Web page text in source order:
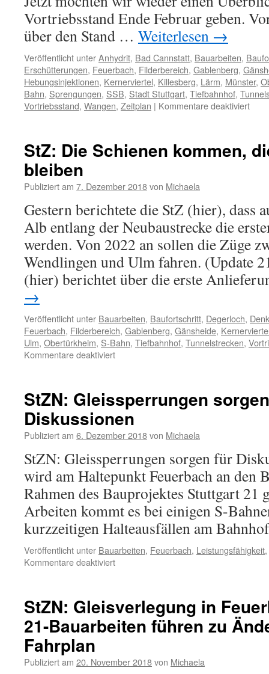
Vortriebsstand Ende Februar geben.
über den Stand … Weiterlesen →
Veröffentlicht unterAnhydrit, Bad Cannstatt, Bauarbeiten,
Erschütterungen, Feuerbach, Filderbereich, Gablenberg,
Hebungsinjektionen, Kernerviertel, Killesberg, Lärm, Münster,
Bahn, Sprengungen, SSB, Stadt Stuttgart, Tiefbahnhof,
Vortriebsstand, Wangen, Zeitplan | Kommentare deaktiviert
StZ: Die Schienen kommen,
bleiben
Publiziert am 7. Dezember 2018von Michaela
Gestern berichtete die StZ (hier), dass
Alb entlang der Neubaustrecke die
werden. Von 2022 an sollen die Züge
Wendlingen und Ulm fahren. (Update
(hier) berichtet über die erste
→
Veröffentlicht unter Bauarbeiten, Baufortschritt, Degerloch,
Feuerbach, Filderbereich, Gablenberg, Gänsheide,
Ulm, Obertürkheim, S-Bahn, Tiefbahnhof, Tunnelstrecken,
Kommentare deaktiviert
StZN: Gleissperrungen
Diskussionen
Publiziert am 6. Dezember 2018von Michaela
StZN: Gleissperrungen sorgen für
wird am Haltepunkt Feuerbach an den
Rahmen des Bauprojektes Stuttgart 21
Arbeiten kommt es bei einigen S-
kurzzeitigen Halteausfällen am
Veröffentlicht unter Bauarbeiten, Feuerbach, Leistungsfähigkeit,
Kommentare deaktiviert
StZN: Gleisverlegung in
21-Bauarbeiten führen zu
Fahrplan
Publiziert am 20. November 2018von Michaela